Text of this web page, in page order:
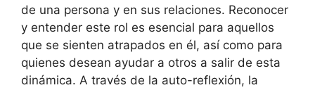
de una persona y en sus relaciones. Reconocer
y entender este rol es esencial para aquellos
que se sienten atrapados en él, así como para
quienes desean ayudar a otros a salir de esta
dinámica. A través de la auto-reflexión, la